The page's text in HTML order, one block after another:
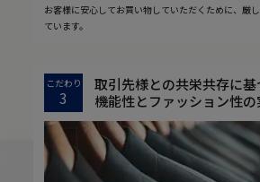
お客様に安心してお買い物していただくために、厳
ています。
こだわり
3
取引先様との共栄共存に基
機能性とファッション性